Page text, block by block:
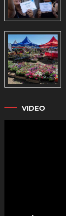
VIDEO